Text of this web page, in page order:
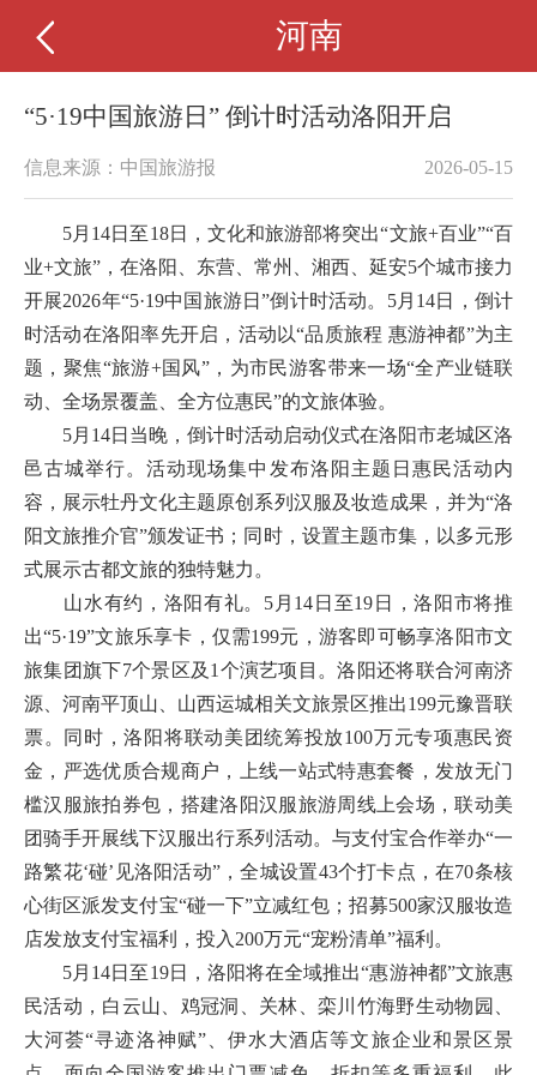
河南
“5·19中国旅游日” 倒计时活动洛阳开启
信息来源：中国旅游报 2026-05-15
5月14日至18日，文化和旅游部将突出“文旅+百业”“百
业+文旅”，在洛阳、东营、常州、湘西、延安5个城市接力
开展2026年“5·19中国旅游日”倒计时活动。5月14日，倒计
时活动在洛阳率先开启，活动以“品质旅程 惠游神都”为主
题，聚焦“旅游+国风”，为市民游客带来一场“全产业链联
动、全场景覆盖、全方位惠民”的文旅体验。
5月14日当晚，倒计时活动启动仪式在洛阳市老城区洛
邑古城举行。活动现场集中发布洛阳主题日惠民活动内
容，展示牡丹文化主题原创系列汉服及妆造成果，并为“洛
阳文旅推介官”颁发证书；同时，设置主题市集，以多元形
式展示古都文旅的独特魅力。
山水有约，洛阳有礼。5月14日至19日，洛阳市将推
出“5·19”文旅乐享卡，仅需199元，游客即可畅享洛阳市文
旅集团旗下7个景区及1个演艺项目。洛阳还将联合河南济
源、河南平顶山、山西运城相关文旅景区推出199元豫晋联
票。同时，洛阳将联动美团统筹投放100万元专项惠民资
金，严选优质合规商户，上线一站式特惠套餐，发放无门
槛汉服旅拍券包，搭建洛阳汉服旅游周线上会场，联动美
团骑手开展线下汉服出行系列活动。与支付宝合作举办“一
路繁花‘碰’见洛阳活动”，全城设置43个打卡点，在70条核
心街区派发支付宝“碰一下”立减红包；招募500家汉服妆造
店发放支付宝福利，投入200万元“宠粉清单”福利。
5月14日至19日，洛阳将在全域推出“惠游神都”文旅惠
民活动，白云山、鸡冠洞、关林、栾川竹海野生动物园、
大河荟“寻迹洛神赋”、伊水大酒店等文旅企业和景区景